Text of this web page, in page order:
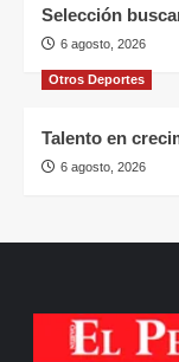
Selección
6 agosto, 2026
Otros Deportes
Talento en
6 agosto, 2026